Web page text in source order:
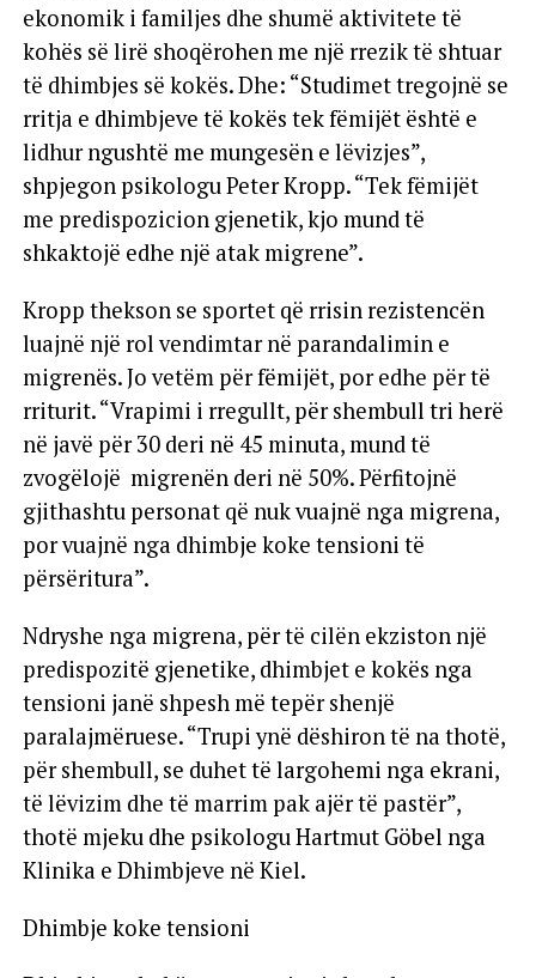
ekonomik i familjes dhe shumë aktivitete të
kohës së lirë shoqërohen me një rrezik të shtuar
të dhimbjes së kokës. Dhe: “Studimet tregojnë se
rritja e dhimbjeve të kokës tek fëmijët është e
lidhur ngushtë me mungesën e lëvizjes”,
shpjegon psikologu Peter Kropp. “Tek fëmijët
me predispozicion gjenetik, kjo mund të
shkaktojë edhe një atak migrene”.
Kropp thekson se sportet që rrisin rezistencën
luajnë një rol vendimtar në parandalimin e
migrenës. Jo vetëm për fëmijët, por edhe për të
rriturit. “Vrapimi i rregullt, për shembull tri herë
në javë për 30 deri në 45 minuta, mund të
zvogëlojë migrenën deri në 50%. Përfitojnë
gjithashtu personat që nuk vuajnë nga migrena,
por vuajnë nga dhimbje koke tensioni të
përsëritura”.
Ndryshe nga migrena, për të cilën ekziston një
predispozitë gjenetike, dhimbjet e kokës nga
tensioni janë shpesh më tepër shenjë
paralajmëruese. “Trupi ynë dëshiron të na thotë,
për shembull, se duhet të largohemi nga ekrani,
të lëvizim dhe të marrim pak ajër të pastër”,
thotë mjeku dhe psikologu Hartmut Göbel nga
Klinika e Dhimbjeve në Kiel.
Dhimbje koke tensioni